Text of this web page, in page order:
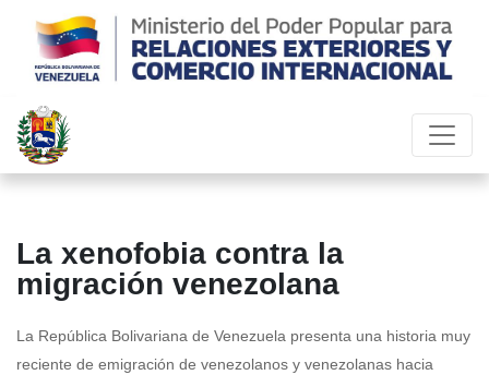
La xenofobia contra la
migración venezolana
La República Bolivariana de Venezuela presenta una historia muy
reciente de emigración de venezolanos y venezolanas hacia